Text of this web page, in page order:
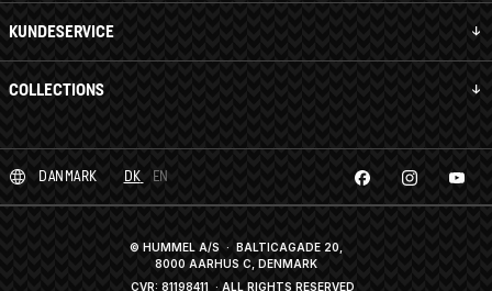
KUNDESERVICE
COLLECTIONS
DANMARK DK EN
© HUMMEL A/S · BALTICAGADE 20,
8000 AARHUS C, DENMARK
CVR: 81198411 · ALL RIGHTS RESERVED